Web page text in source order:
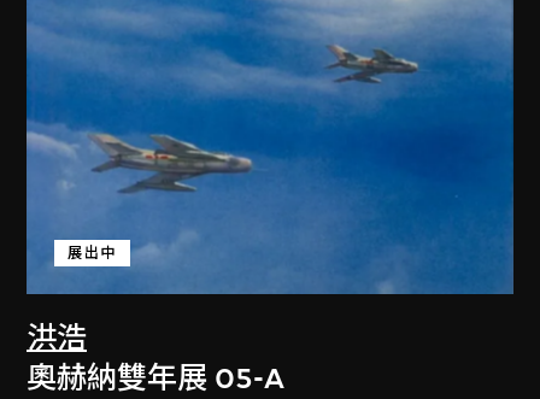
洪浩
展出中
奧赫納雙年展 05-A